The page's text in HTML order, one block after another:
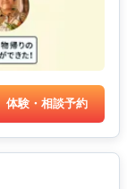
体験・相談予約